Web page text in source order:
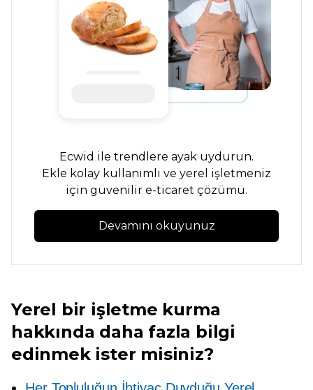
Ecwid ile trendlere ayak uydurun.
Ekle kolay kullanımlı ve yerel işletmeniz
için güvenilir e-ticaret çözümü.
Devamını okuyunuz
Yerel bir işletme kurma
hakkında daha fazla bilgi
edinmek ister misiniz?